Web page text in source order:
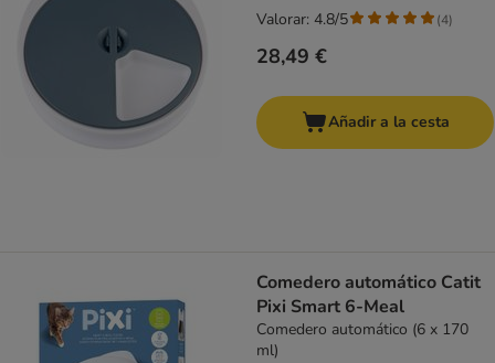
28,49 €
Valorar: 4.8/5 (4)
Añadir a la cesta
Comedero automático Catit
Pixi Smart 6-Meal
Comedero automático (6 x 170
ml)